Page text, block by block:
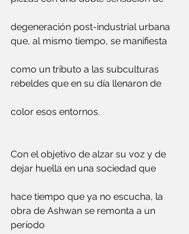
degeneración post-industrial urbana
que, al mismo tiempo, se manifiesta
como un tributo a las subculturas
rebeldes que en su día llenaron de
color esos entornos.
Con el objetivo de alzar su voz y de
dejar huella en una sociedad que
hace tiempo que ya no escucha, la
obra de Ashwan se remonta a un
período